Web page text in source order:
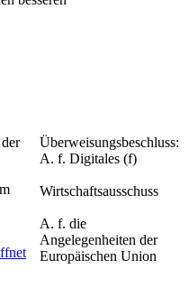
Überweisungsbeschluss:
A. f. Digitales (f)
Wirtschaftsausschuss
A. f. die
Angelegenheiten der
Europäischen Union